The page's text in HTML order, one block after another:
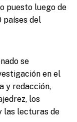
puesto luego de
países del
se
en el
y redacción,
los
las lecturas de